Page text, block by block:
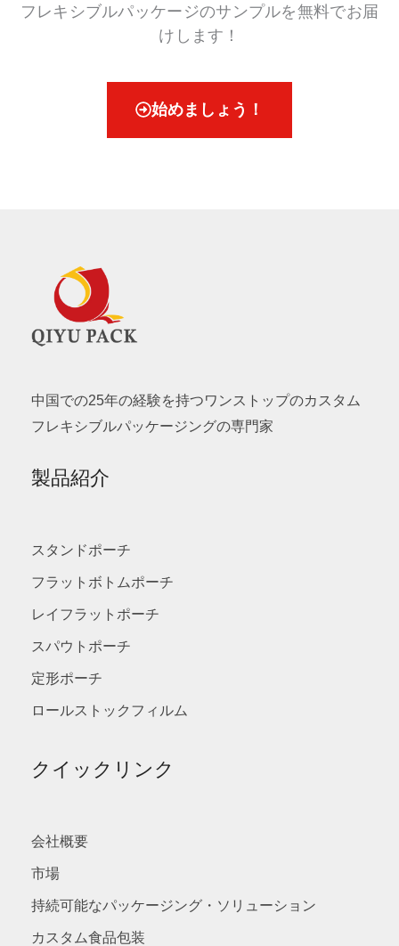
フレキシブルパッケージのサンプルを無料でお届
けします！
始めましょう！
中国での25年の経験を持つワンストップのカスタム
フレキシブルパッケージングの専門家
製品紹介
スタンドポーチ
フラットボトムポーチ
レイフラットポーチ
スパウトポーチ
定形ポーチ
ロールストックフィルム
クイックリンク
会社概要
市場
持続可能なパッケージング・ソリューション
カスタム食品包装